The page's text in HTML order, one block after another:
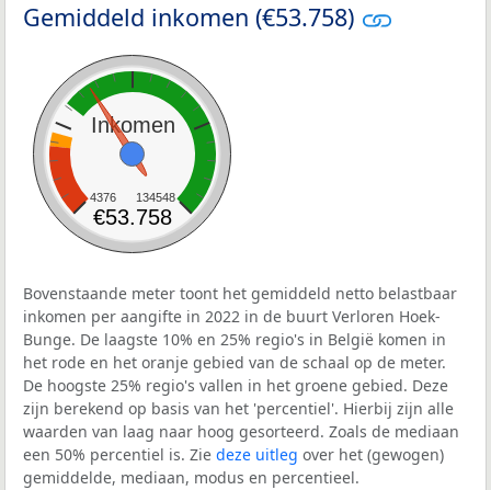
Gemiddeld inkomen (€53.758)
Inkomen
4376 134548
€53.758
Bovenstaande meter toont het gemiddeld netto belastbaar
inkomen per aangifte in 2022 in de buurt Verloren Hoek-
Bunge. De laagste 10% en 25% regio's in België komen in
het rode en het oranje gebied van de schaal op de meter.
De hoogste 25% regio's vallen in het groene gebied. Deze
zijn berekend op basis van het 'percentiel'. Hierbij zijn alle
waarden van laag naar hoog gesorteerd. Zoals de mediaan
een 50% percentiel is. Zie deze uitleg over het (gewogen)
gemiddelde, mediaan, modus en percentieel.